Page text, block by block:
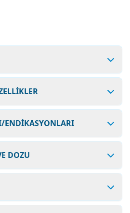
ENDİKASYONLARI
DOZU